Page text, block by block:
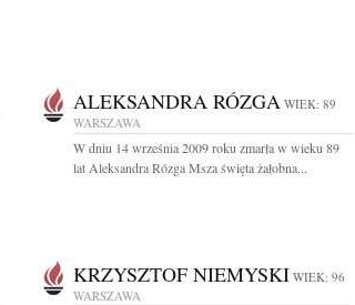
ALEKSANDRA RÓZGA WIEK: 89
WARSZAWA
W dniu 14 września 2009 roku zmarła w wieku 89
lat Aleksandra Rózga Msza święta żałobna...
KRZYSZTOF NIEMYSKI WIEK: 96
WARSZAWA